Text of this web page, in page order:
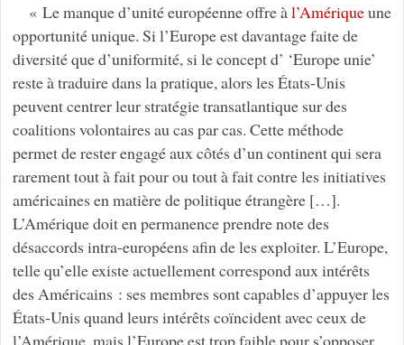
« Le manque d’unité européenne offre àl’Amériqueune
opportunité unique. Si l’Europe est davantage faite de
diversité que d’uniformité, si le concept d’ ‘Europe unie’
reste à traduire dans la pratique, alors les États-Unis
peuvent centrer leur stratégie transatlantique sur des
coalitions volontaires au cas par cas. Cette méthode
permet de rester engagé aux côtés d’un continent qui sera
rarement tout à fait pour ou tout à fait contre les initiatives
américaines en matière de politique étrangère […].
L’Amérique doit en permanence prendre note des
désaccords intra-européens afin de les exploiter. L’Europe,
telle qu’elle existe actuellement correspond aux intérêts
des Américains : ses membres sont capables d’appuyer les
États-Unis quand leurs intérêts coïncident avec ceux de